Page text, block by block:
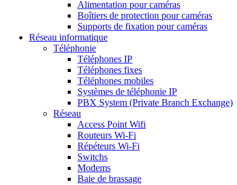
Alimentation pour caméras
Boîtiers de protection pour caméras
Supports de fixation pour caméras
Réseau informatique
Téléphonie
Téléphones IP
Téléphones fixes
Téléphones mobiles
Systèmes de téléphonie IP
PBX System (Private Branch Exchange)
Réseau
Access Point Wifi
Routeurs Wi-Fi
Répéteurs Wi-Fi
Switchs
Modems
Baie de brassage